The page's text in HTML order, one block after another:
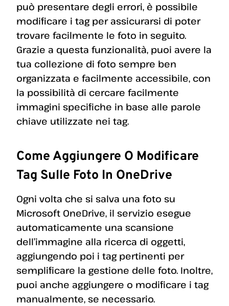
può presentare degli errori, è possibile
modificare i tag per assicurarsi di poter
trovare facilmente le foto in seguito.
Grazie a questa funzionalità, puoi avere la
tua collezione di foto sempre ben
organizzata e facilmente accessibile, con
la possibilità di cercare facilmente
immagini specifiche in base alle parole
chiave utilizzate nei tag.
Come Aggiungere O Modificare
Tag Sulle Foto In OneDrive
Ogni volta che si salva una foto su
Microsoft OneDrive, il servizio esegue
automaticamente una scansione
dell’immagine alla ricerca di oggetti,
aggiungendo poi i tag pertinenti per
semplificare la gestione delle foto. Inoltre,
puoi anche aggiungere o modificare i tag
manualmente, se necessario.